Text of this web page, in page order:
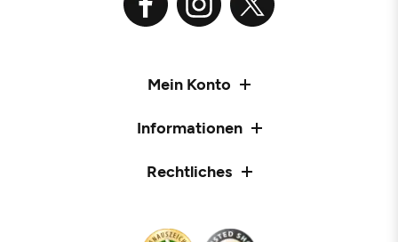
Mein Konto
Informationen
Rechtliches